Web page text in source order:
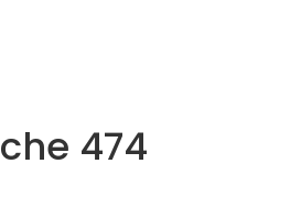
474